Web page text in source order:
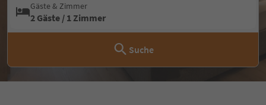
Gäste & Zimmer
2 Gäste / 1 Zimmer
Suche